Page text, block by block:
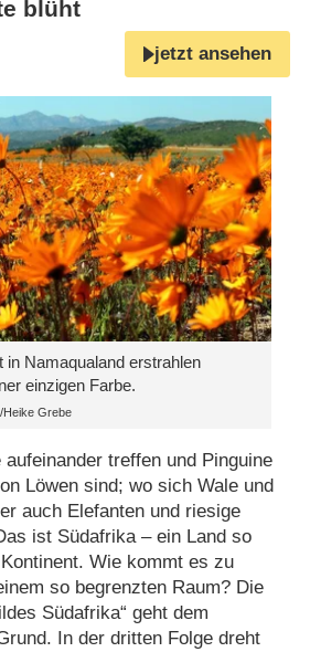
blüht
jetzt ansehen
in Namaqualand erstrahlen
einzigen Farbe.
Heike Grebe
treffen und Pinguine
Löwen sind; wo sich Wale und
auch Elefanten und riesige
ist Südafrika – ein Land so
Wie kommt es zu
so begrenzten Raum? Die
Südafrika“ geht dem
In der dritten Folge dreht